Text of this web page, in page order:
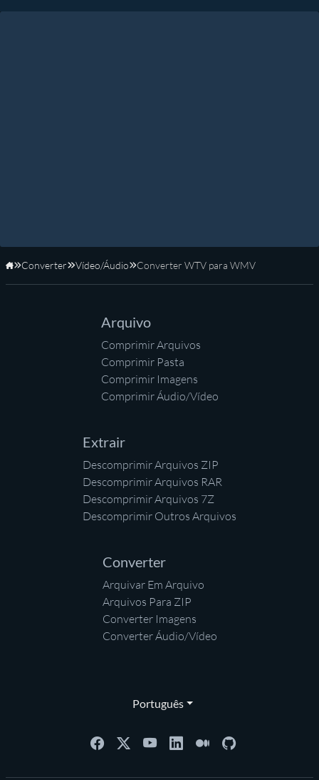
Início
Converter Vídeo/Áudio Converter WTV para WMV
Arquivo
Comprimir Arquivos
Comprimir Pasta
Comprimir Imagens
Comprimir Áudio/Vídeo
Extrair
Descomprimir Arquivos ZIP
Descomprimir Arquivos RAR
Descomprimir Arquivos 7Z
Descomprimir Outros Arquivos
Converter
Arquivar Em Arquivo
Arquivos Para ZIP
Converter Imagens
Converter Áudio/Vídeo
Português